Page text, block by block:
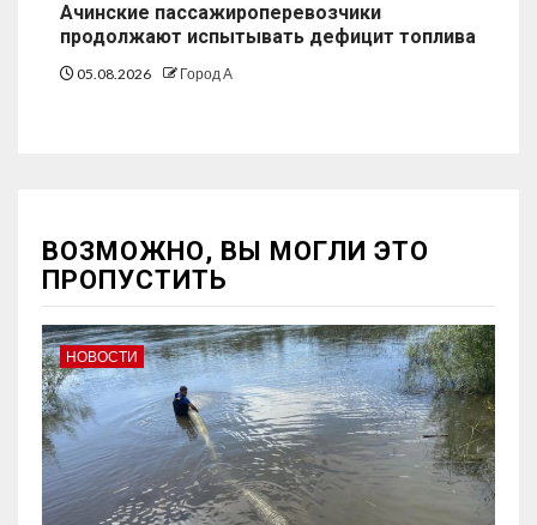
Ачинские пассажироперевозчики
продолжают испытывать дефицит топлива
05.08.2026 Город А
ВОЗМОЖНО, ВЫ МОГЛИ ЭТО
ПРОПУСТИТЬ
НОВОСТИ